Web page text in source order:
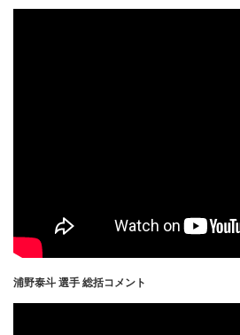
浦野泰斗 選手 総括コメント